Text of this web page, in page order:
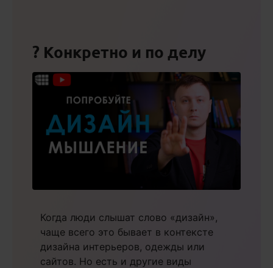
? Конкретно и по делу
Когда люди слышат слово «дизайн»,
чаще всего это бывает в контексте
дизайна интерьеров, одежды или
сайтов. Но есть и другие виды